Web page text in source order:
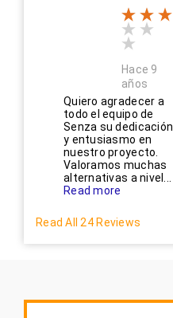
Hace 9
años
Quiero agradecer a
todo el equipo de
Senza su dedicación
y entusiasmo en
nuestro proyecto.
Valoramos muchas
alternativas a nivel...
Read more
Read All 24 Reviews